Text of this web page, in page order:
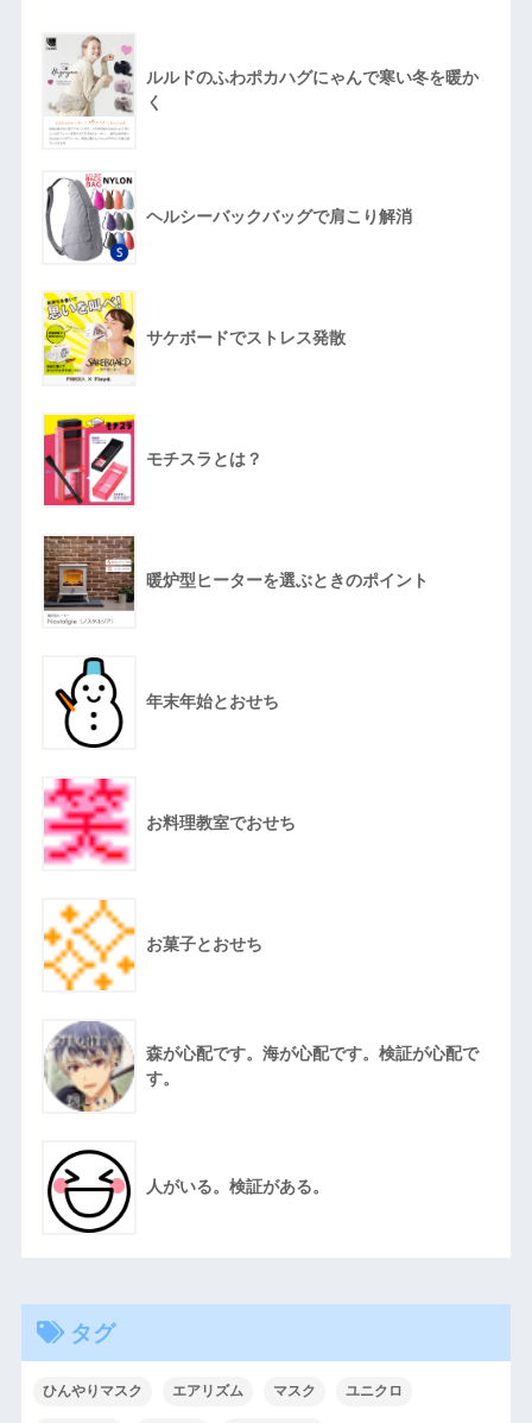
ルルドのふわポカハグにゃんで寒い冬を暖か
く
ヘルシーバックバッグで肩こり解消
サケボードでストレス発散
モチスラとは？
暖炉型ヒーターを選ぶときのポイント
年末年始とおせち
お料理教室でおせち
お菓子とおせち
森が心配です。海が心配です。検証が心配で
す。
人がいる。検証がある。
タグ
ひんやりマスク エアリズム マスク ユニクロ